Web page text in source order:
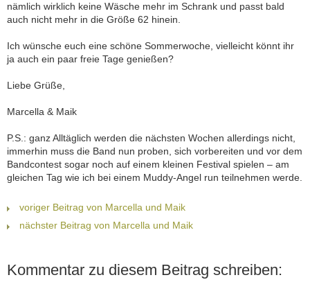
nämlich wirklich keine Wäsche mehr im Schrank und passt bald
auch nicht mehr in die Größe 62 hinein.
Ich wünsche euch eine schöne Sommerwoche, vielleicht könnt ihr
ja auch ein paar freie Tage genießen?
Liebe Grüße,
Marcella & Maik
P.S.: ganz Alltäglich werden die nächsten Wochen allerdings nicht,
immerhin muss die Band nun proben, sich vorbereiten und vor dem
Bandcontest sogar noch auf einem kleinen Festival spielen – am
gleichen Tag wie ich bei einem Muddy-Angel run teilnehmen werde.
voriger Beitrag von Marcella und Maik
nächster Beitrag von Marcella und Maik
Kommentar zu diesem Beitrag schreiben: